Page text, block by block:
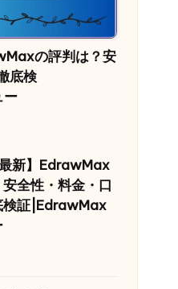
の評判は？安
底検
ー
新】EdrawMax
全性・料金・口
検証|EdrawMax